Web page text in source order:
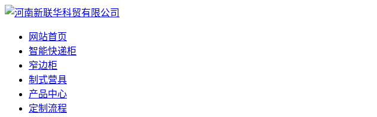
网站首页
智能快递柜
窄边柜
制式营具
产品中心
定制流程